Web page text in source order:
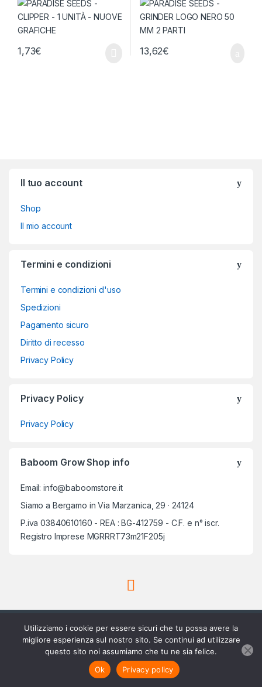
1,73€ 13,62€
Il tuo account
Shop
Il mio account
Termini e condizioni
Termini e condizioni d'uso
Spedizioni
Pagamento sicuro
Diritto di recesso
Privacy Policy
Privacy Policy
Privacy Policy
Baboom Grow Shop info
Email: info@baboomstore.it
Siamo a Bergamo in Via Marzanica, 29 · 24124
P.iva 03840610160 - REA : BG-412759 - C.F. e n° iscr.
Registro Imprese MGRRRT73m21F205j
Scrivici su Whatsapp
3756420488
Utilizziamo i cookie per essere sicuri che tu possa avere la
migliore esperienza sul nostro sito. Se continui ad utilizzare
questo sito noi assumiamo che tu ne sia felice.
Ok
Privacy policy